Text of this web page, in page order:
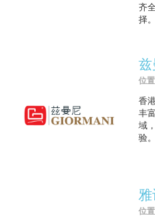
齐
择。
位
香
丰
域
验。
位